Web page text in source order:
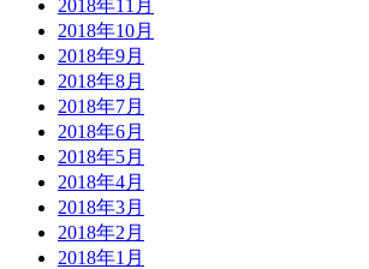
2018年11月
2018年10月
2018年9月
2018年8月
2018年7月
2018年6月
2018年5月
2018年4月
2018年3月
2018年2月
2018年1月